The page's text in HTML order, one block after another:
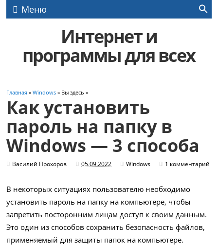
Меню
Интернет и
программы для всех
Главная »Windows » Вы здесь »
Как установить
пароль на папку в
Windows — 3 способа
Василий Прохоров 05.09.2022 Windows 1 комментарий
В некоторых ситуациях пользователю необходимо
установить пароль на папку на компьютере, чтобы
запретить посторонним лицам доступ к своим данным.
Это один из способов сохранить безопасность файлов,
применяемый для защиты папок на компьютере.